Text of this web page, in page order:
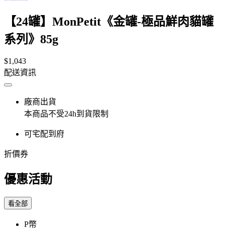
【24罐】MonPetit《金罐-極品鮮肉貓罐
系列》85g
$1,043
配送資訊
廠商出貨
本商品不受24h到貨限制
可宅配到府
折價券
優惠活動
看全部
P幣